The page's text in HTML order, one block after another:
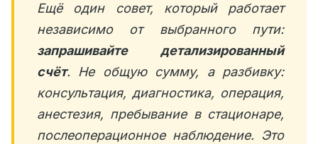
Ещё один совет, который работает
независимо от выбранного пути:
запрашивайте детализированный
счёт. Не общую сумму, а разбивку:
консультация, диагностика, операция,
анестезия, пребывание в стационаре,
послеоперационное наблюдение. Это